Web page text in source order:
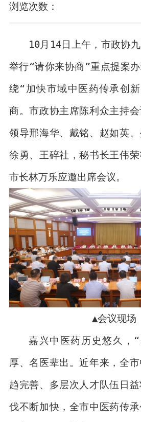
浏览次数：
10月14日上午，市政协
举行“请你来协商”重点提案
绕“加快市域中医药传承创
商。市政协主席陈利众主持
领导邢海华、戴铭、赵如英、
徐勇、王碎社，秘书长王伟
市长林万乐应邀出席会议。
▲会议现场
嘉兴中医药历史悠久，
厚、名医辈出。近年来，全
趋完善、多层次人才队伍日
伐不断加快，全市中医药传